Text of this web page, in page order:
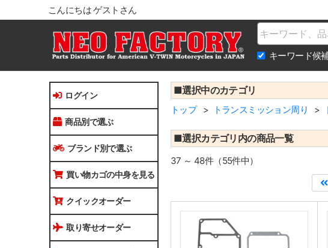
こんにちは ゲストさん
Name
キーワード候
ログイン
商品別で選ぶ
ブランド別で選ぶ
買い物カゴの中身を見る
クイックオーダー
取り寄せオーダー
■選択中のカテゴリ
トップ トランスミッション周り
■選択カテゴリ内の商品一覧
37 ～ 48件（55件中）